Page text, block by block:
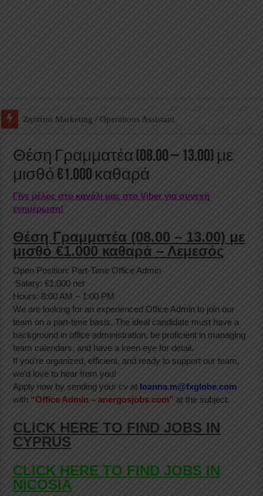
Ζητείται Βοηθός Αποθήκης σε Φαρμακείο
Θέση Γραμματέα (08.00 – 13.00) με
μισθό €1.000 καθαρά
Γίνε μέλος στο κανάλι μας στο Viber για συνεχή
ενημέρωση!
Θέση Γραμματέα (08.00 – 13.00) με
μισθό €1.000 καθαρά – Λεμεσός
Open Position: Part-Time Office Admin
Salary: €1,000 net
Hours: 8:00 AM – 1:00 PM
We are looking for an experienced Office Admin to join our
team on a part-time basis. The ideal candidate must have a
background in office administration, be proficient in managing
team calendars, and have a keen eye for detail.
If you’re organized, efficient, and ready to support our team,
we’d love to hear from you!
Apply now by sending your cv at Ioanna.m@fxglobe.com
with “Office Admin – anergosjobs.com” at the subject.
CLICK HERE TO FIND JOBS IN
CYPRUS
CLICK HERE TO FIND JOBS IN
NICOSIA